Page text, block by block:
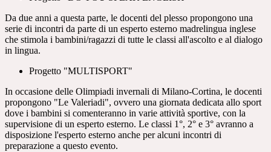
Da due anni a questa parte, le docenti del plesso propongono una
serie di incontri da parte di un esperto esterno madrelingua inglese
che stimola i bambini/ragazzi di tutte le classi all'ascolto e al dialogo
in lingua.
Progetto "MULTISPORT"
In occasione delle Olimpiadi invernali di Milano-Cortina, le docenti
propongono "Le Valeriadi", ovvero una giornata dedicata allo sport
dove i bambini si comenteranno in varie attività sportive, con la
supervisione di un esperto esterno. Le classi 1°, 2° e 3° avranno a
disposizione l'esperto esterno anche per alcuni incontri di
preparazione a questo evento.